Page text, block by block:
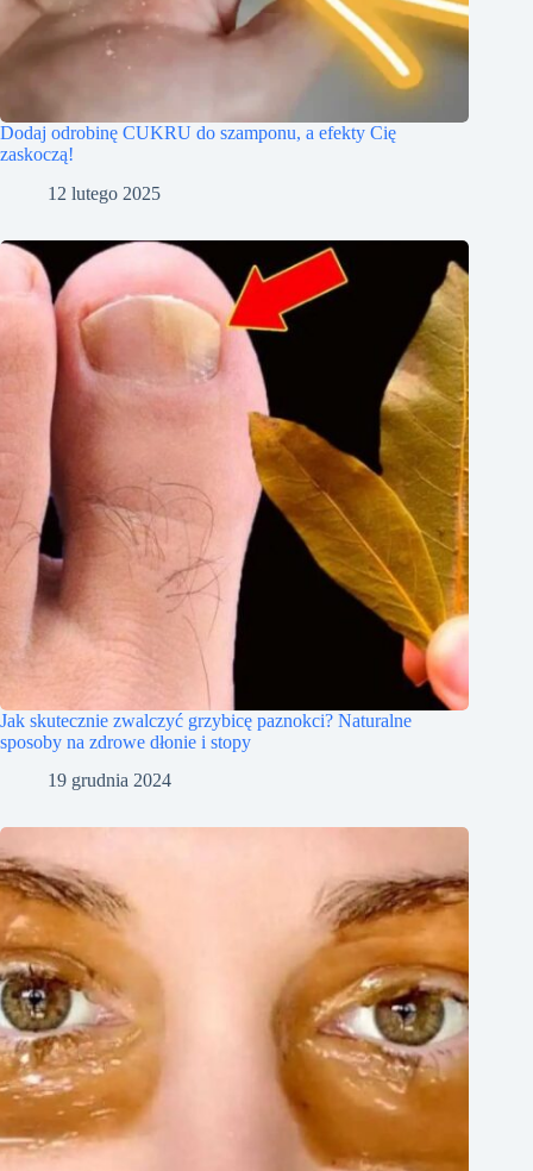
Dodaj odrobinę CUKRU do szamponu, a efekty Cię
zaskoczą!
12 lutego 2025
Jak skutecznie zwalczyć grzybicę paznokci? Naturalne
sposoby na zdrowe dłonie i stopy
19 grudnia 2024